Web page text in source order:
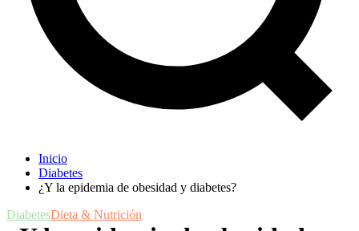
Inicio
Diabetes
¿Y la epidemia de obesidad y diabetes?
DiabetesDieta & Nutrición